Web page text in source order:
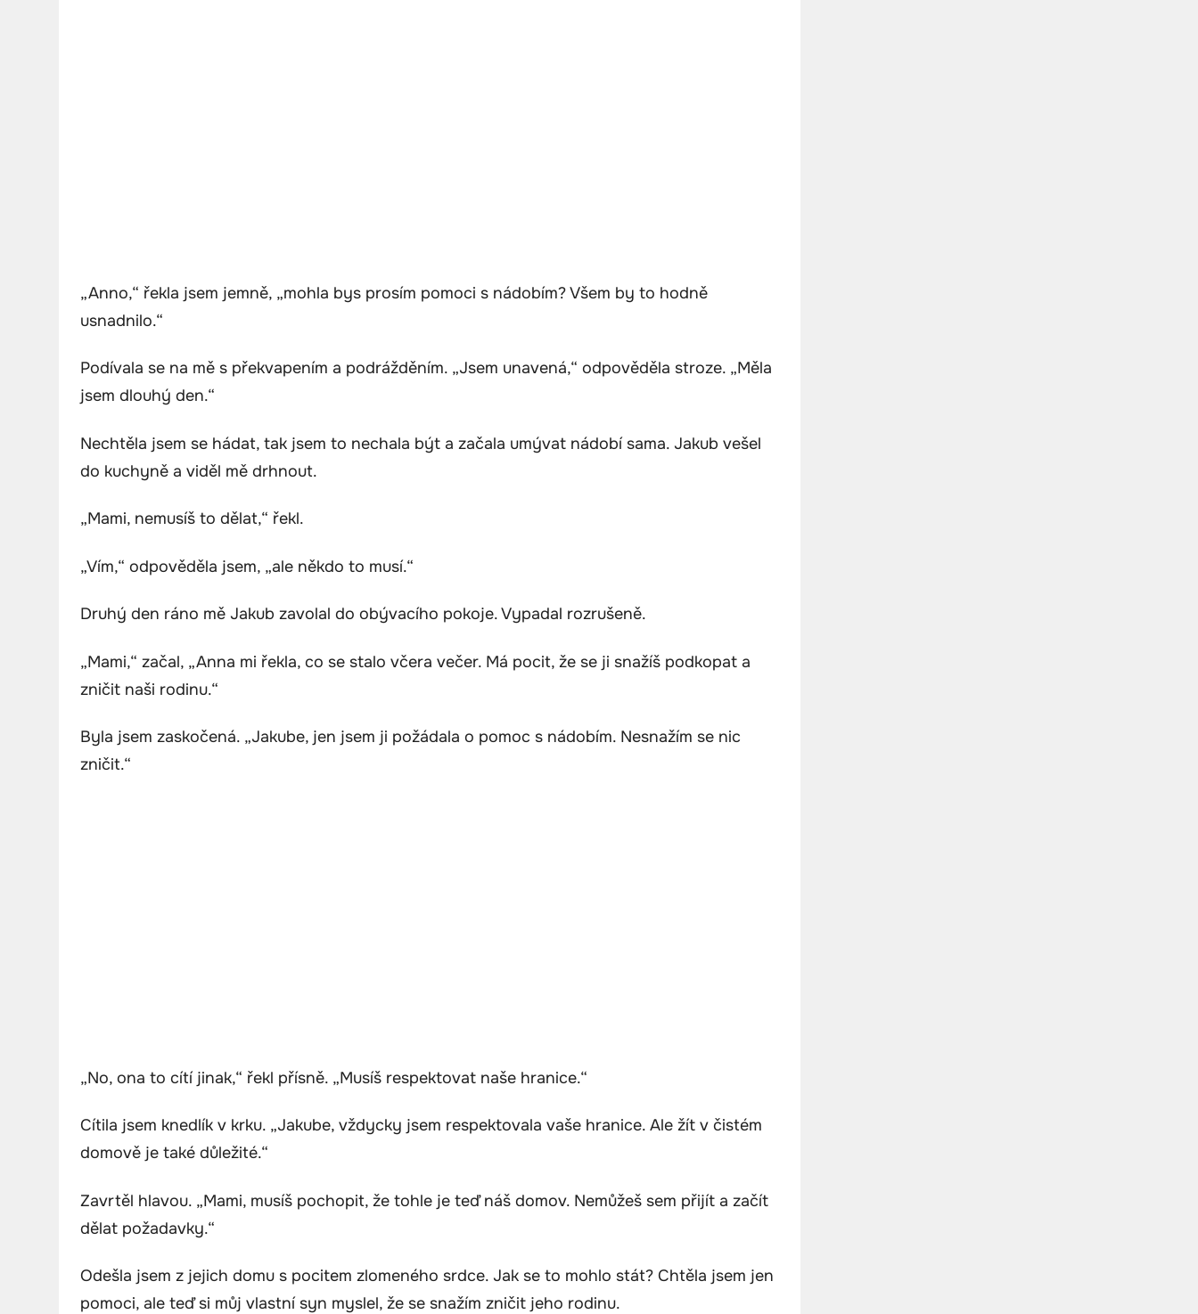
„Anno,“ řekla jsem jemně, „mohla bys prosím pomoci s nádobím? Všem by to hodně
usnadnilo.“
Podívala se na mě s překvapením a podrážděním. „Jsem unavená,“ odpověděla stroze. „Měla
jsem dlouhý den.“
Nechtěla jsem se hádat, tak jsem to nechala být a začala umývat nádobí sama. Jakub vešel
do kuchyně a viděl mě drhnout.
„Mami, nemusíš to dělat,“ řekl.
„Vím,“ odpověděla jsem, „ale někdo to musí.“
Druhý den ráno mě Jakub zavolal do obývacího pokoje. Vypadal rozrušeně.
„Mami,“ začal, „Anna mi řekla, co se stalo včera večer. Má pocit, že se ji snažíš podkopat a
zničit naši rodinu.“
Byla jsem zaskočená. „Jakube, jen jsem ji požádala o pomoc s nádobím. Nesnažím se nic
zničit.“
„No, ona to cítí jinak,“ řekl přísně. „Musíš respektovat naše hranice.“
Cítila jsem knedlík v krku. „Jakube, vždycky jsem respektovala vaše hranice. Ale žít v čistém
domově je také důležité.“
Zavrtěl hlavou. „Mami, musíš pochopit, že tohle je teď náš domov. Nemůžeš sem přijít a začít
dělat požadavky.“
Odešla jsem z jejich domu s pocitem zlomeného srdce. Jak se to mohlo stát? Chtěla jsem jen
pomoci, ale teď si můj vlastní syn myslel, že se snažím zničit jeho rodinu.